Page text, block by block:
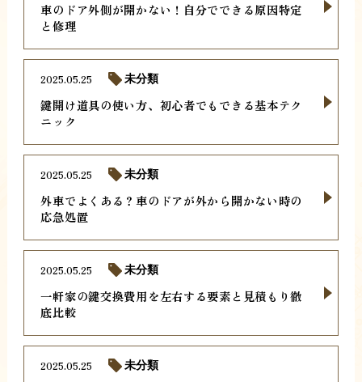
車のドア外側が開かない！自分でできる原因特定
と修理
鍵開け道具の使い方、初心者でもできる基本テク
ニック
2025.05.25 未分類
外車でよくある？車のドアが外から開かない時の
応急処置
2025.05.25 未分類
一軒家の鍵交換費用を左右する要素と見積もり徹
底比較
2025.05.25 未分類
2025.05.25 未分類